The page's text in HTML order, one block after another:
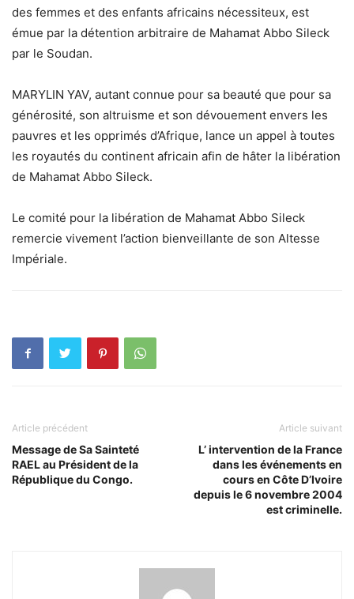
des femmes et des enfants africains nécessiteux, est
émue par la détention arbitraire de Mahamat Abbo Sileck
par le Soudan.
MARYLIN YAV, autant connue pour sa beauté que pour sa
générosité, son altruisme et son dévouement envers les
pauvres et les opprimés d’Afrique, lance un appel à toutes
les royautés du continent africain afin de hâter la libération
de Mahamat Abbo Sileck.
Le comité pour la libération de Mahamat Abbo Sileck
remercie vivement l’action bienveillante de son Altesse
Impériale.
Article précédent
Message de Sa Sainteté
RAEL au Président de la
République du Congo.
Article suivant
L’ intervention de la France
dans les événements en
cours en Côte D’Ivoire
depuis le 6 novembre 2004
est criminelle.